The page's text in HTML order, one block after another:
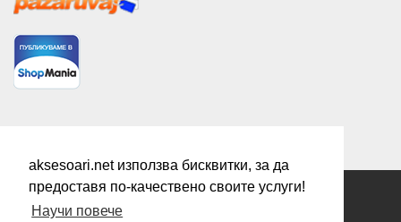
aksesoari.net използва бисквитки, за да
предоставя по-качествено своите услуги!
Научи повече
Всички права запазени.